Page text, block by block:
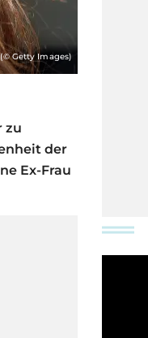
(© Getty Images)
zu
der
Ex-Frau